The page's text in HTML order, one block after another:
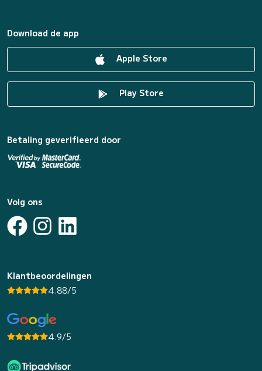
Download de app
Apple Store
Play Store
Betaling geverifieerd door
Volg ons
Klantbeoordelingen
4.88/5
4.9/5